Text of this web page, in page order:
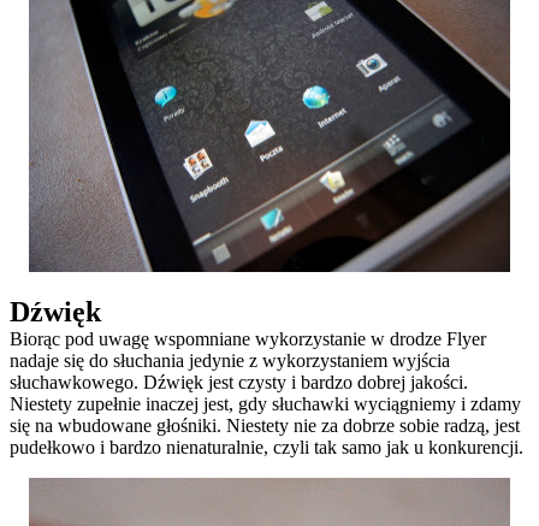
Dźwięk
Biorąc pod uwagę wspomniane wykorzystanie w drodze Flyer
nadaje się do słuchania jedynie z wykorzystaniem wyjścia
słuchawkowego. Dźwięk jest czysty i bardzo dobrej jakości.
Niestety zupełnie inaczej jest, gdy słuchawki wyciągniemy i zdamy
się na wbudowane głośniki. Niestety nie za dobrze sobie radzą, jest
pudełkowo i bardzo nienaturalnie, czyli tak samo jak u konkurencji.